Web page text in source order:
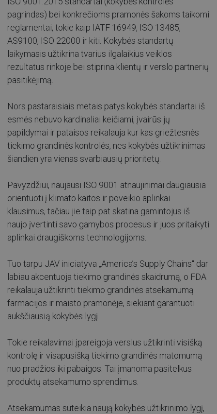
pagrindas) bei konkrečioms pramonės šakoms taikomi
reglamentai, tokie kaip IATF 16949, ISO 13485,
AS9100, ISO 22000 ir kiti. Kokybės standartų
laikymasis užtikrina tvarius ilgalaikius veiklos
rezultatus rinkoje bei stiprina klientų ir verslo partnerių
pasitikėjimą.
Nors pastaraisiais metais patys kokybės standartai iš
esmės nebuvo kardinaliai keičiami, įvairūs jų
papildymai ir pataisos reikalauja kur kas griežtesnės
tiekimo grandinės kontrolės, nes kokybės užtikrinimas
šiandien yra vienas svarbiausių prioritetų.
Pavyzdžiui, naujausi ISO 9001 atnaujinimai daugiausia
orientuoti į klimato kaitos ir poveikio aplinkai
klausimus, tačiau jie taip pat skatina gamintojus iš
naujo įvertinti savo gamybos procesus ir juos pritaikyti
aplinkai draugiškoms technologijoms.
Tuo tarpu JAV iniciatyva „America’s Supply Chains“ dar
labiau akcentuoja tiekimo grandinės skaidrumą, o FDA
reikalauja užtikrinti tiekimo grandinės atsekamumą
farmacijos ir maisto pramonėje, siekiant garantuoti
aukščiausią kokybės lygį.
Tokie reikalavimai įpareigoja verslus užtikrinti visišką
kontrolę ir visapusišką tiekimo grandinės matomumą
nuo pradžios iki pabaigos. Tai įmanoma pasitelkus
produktų atsekamumo sprendimus.
Atsekamumas suteikia naują kokybės užtikrinimo lygį,